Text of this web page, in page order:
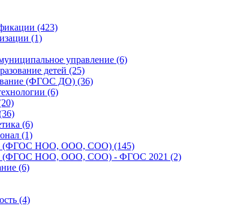
(423)
(1)
управление (6)
детей (25)
(ФГОС ДО) (36)
(6)
(6)
(1)
(ФГОС НОО, ООО, СОО) (145)
(ФГОС НОО, ООО, СОО) - ФГОС 2021 (2)
(6)
(4)